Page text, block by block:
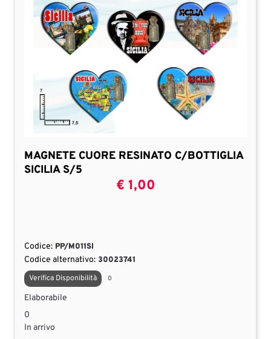
MAGNETE CUORE RESINATO C/BOTTIGLIA
SICILIA S/5
€ 1,00
Codice: PP/M011SI
Codice alternativo: 30023741
Verifica Disponibilità
0
Elaborabile
0
In arrivo